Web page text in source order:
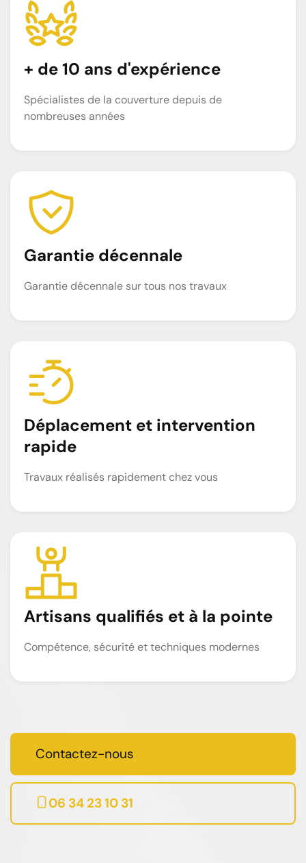
+ de 10 ans d'expérience
Spécialistes de la couverture depuis de
nombreuses années
Garantie décennale
Garantie décennale sur tous nos travaux
Déplacement et intervention
rapide
Travaux réalisés rapidement chez vous
Artisans qualifiés et à la pointe
Compétence, sécurité et techniques modernes
Contactez-nous
06 34 23 10 31